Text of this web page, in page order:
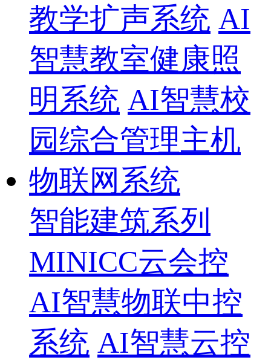
教学扩声系统 AI
智慧教室健康照
明系统 AI智慧校
园综合管理主机
物联网系统
智能建筑系列
MINICC云会控
AI智慧物联中控
系统 AI智慧云控